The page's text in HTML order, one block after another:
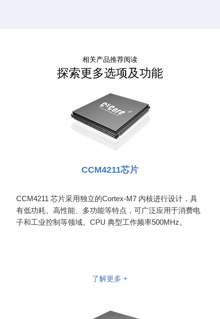
相关产品推荐阅读
探索更多选项及功能
CCM4211芯片
CCM4211 芯片采用独立的Cortex-M7 内核进行设计，具
有低功耗、高性能、多功能等特点，可广泛应用于消费电
子和工业控制等领域。CPU 典型工作频率500MHz。
了解更多 +